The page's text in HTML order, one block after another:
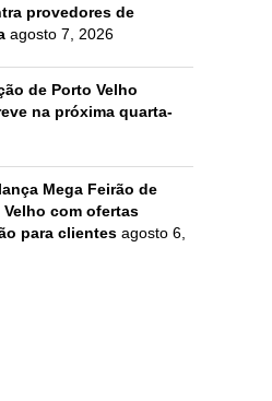
provedores de
agosto 7, 2026
de Porto Velho
na próxima quarta-
Mega Feirão de
com ofertas
para clientes agosto 6,